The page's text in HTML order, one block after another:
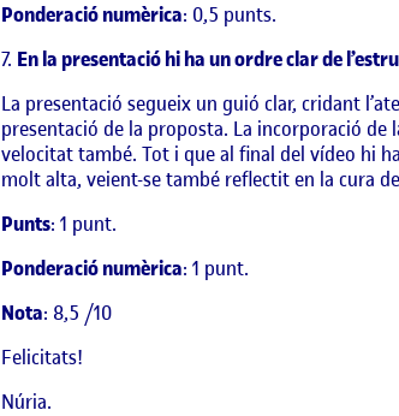
Ponderació numèrica: 0,5 punts.
7. En la presentació hi ha un ordre clar de
La presentació segueix un guió clar, cridant
presentació de la proposta. La incorporació de
velocitat també. Tot i que al final del vídeo hi
molt alta, veient-se també reflectit en la cura
Punts: 1 punt.
Ponderació numèrica: 1 punt.
Nota: 8,5 /10
Felicitats!
Núria.